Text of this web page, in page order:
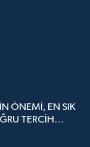
ÖNEMİ, EN SIK
TERCİH